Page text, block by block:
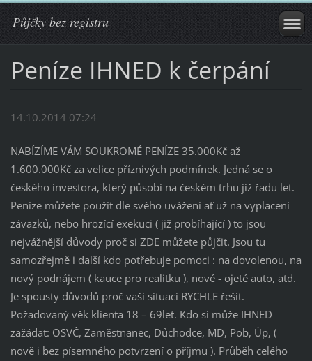
Půjčky bez registru
Peníze IHNED k čerpání
14.10.2014 07:24
NABÍZÍME VÁM SOUKROMÉ PENÍZE 35.000Kč až
1.600.000Kč za velice příznivých podmínek. Jedná se o
českého investora, který působí na českém trhu již řadu let.
Peníze můžete použít dle svého uvážení ať už na vyplacení
závazků, nebo hrozící exekuci ( již probíhající ) to jsou
nejvážnější důvody proč si ZDE můžete půjčit. Jsou tu
samozřejmě i další kdo potřebuje pomoci : na dovolenou, na
nový podnájem ( kauce pro realitku ), nové - ojeté auto, atd.
Je spousty důvodů proč vaši situaci RYCHLE řešit.
Požadovaný věk klienta 18 – 69let. Kdo si může IHNED
zažádat: OSVČ, Zaměstnanec, Důchodce, MD, Pob, Úp, (
nově i bez písemného potvrzení o příjmu ). Průběh celého